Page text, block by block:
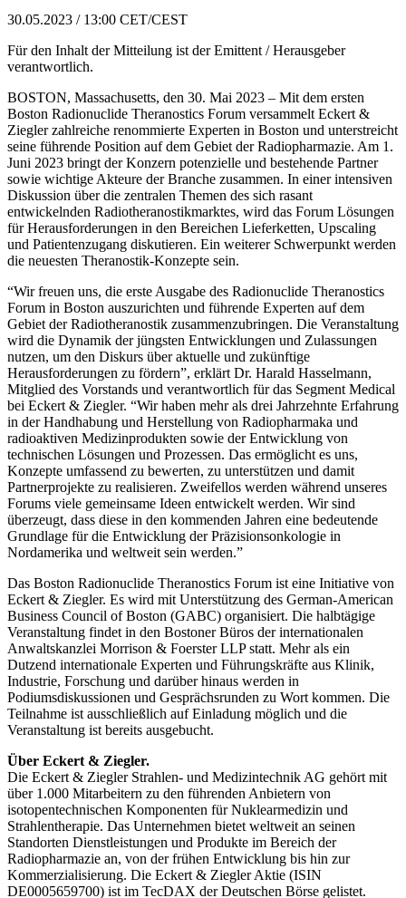
30.05.2023 / 13:00 CET/CEST
Für den Inhalt der Mitteilung ist der Emittent / Herausgeber
verantwortlich.
BOSTON, Massachusetts, den 30. Mai 2023 – Mit dem ersten
Boston Radionuclide Theranostics Forum versammelt Eckert &
Ziegler zahlreiche renommierte Experten in Boston und unterstreicht
seine führende Position auf dem Gebiet der Radiopharmazie. Am 1.
Juni 2023 bringt der Konzern potenzielle und bestehende Partner
sowie wichtige Akteure der Branche zusammen. In einer intensiven
Diskussion über die zentralen Themen des sich rasant
entwickelnden Radiotheranostikmarktes, wird das Forum Lösungen
für Herausforderungen in den Bereichen Lieferketten, Upscaling
und Patientenzugang diskutieren. Ein weiterer Schwerpunkt werden
die neuesten Theranostik-Konzepte sein.
“Wir freuen uns, die erste Ausgabe des Radionuclide Theranostics
Forum in Boston auszurichten und führende Experten auf dem
Gebiet der Radiotheranostik zusammenzubringen. Die Veranstaltung
wird die Dynamik der jüngsten Entwicklungen und Zulassungen
nutzen, um den Diskurs über aktuelle und zukünftige
Herausforderungen zu fördern”, erklärt Dr. Harald Hasselmann,
Mitglied des Vorstands und verantwortlich für das Segment Medical
bei Eckert & Ziegler. “Wir haben mehr als drei Jahrzehnte Erfahrung
in der Handhabung und Herstellung von Radiopharmaka und
radioaktiven Medizinprodukten sowie der Entwicklung von
technischen Lösungen und Prozessen. Das ermöglicht es uns,
Konzepte umfassend zu bewerten, zu unterstützen und damit
Partnerprojekte zu realisieren. Zweifellos werden während unseres
Forums viele gemeinsame Ideen entwickelt werden. Wir sind
überzeugt, dass diese in den kommenden Jahren eine bedeutende
Grundlage für die Entwicklung der Präzisionsonkologie in
Nordamerika und weltweit sein werden.”
Das Boston Radionuclide Theranostics Forum ist eine Initiative von
Eckert & Ziegler. Es wird mit Unterstützung des German-American
Business Council of Boston (GABC) organisiert. Die halbtägige
Veranstaltung findet in den Bostoner Büros der internationalen
Anwaltskanzlei Morrison & Foerster LLP statt. Mehr als ein
Dutzend internationale Experten und Führungskräfte aus Klinik,
Industrie, Forschung und darüber hinaus werden in
Podiumsdiskussionen und Gesprächsrunden zu Wort kommen. Die
Teilnahme ist ausschließlich auf Einladung möglich und die
Veranstaltung ist bereits ausgebucht.
Über Eckert & Ziegler.
Die Eckert & Ziegler Strahlen- und Medizintechnik AG gehört mit
über 1.000 Mitarbeitern zu den führenden Anbietern von
isotopentechnischen Komponenten für Nuklearmedizin und
Strahlentherapie. Das Unternehmen bietet weltweit an seinen
Standorten Dienstleistungen und Produkte im Bereich der
Radiopharmazie an, von der frühen Entwicklung bis hin zur
Kommerzialisierung. Die Eckert & Ziegler Aktie (ISIN
DE0005659700) ist im TecDAX der Deutschen Börse gelistet.